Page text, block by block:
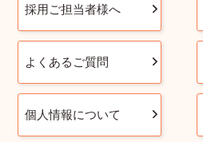
採用ご担当者様へ
よくあるご質問
個人情報について